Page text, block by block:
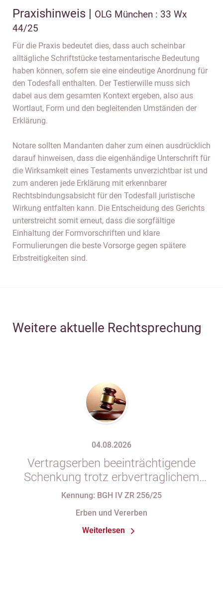
Praxishinweis | OLG München : 33 Wx
44/25
Für die Praxis bedeutet dies, dass auch scheinbar
alltägliche Schriftstücke testamentarische Bedeutung
haben können, sofern sie eine eindeutige Anordnung für
den Todesfall enthalten. Der Testierwille muss sich
dabei aus dem gesamten Kontext ergeben, also aus
Wortlaut, Form und den begleitenden Umständen der
Erklärung.
Notare sollten Mandanten daher zum einen ausdrücklich
darauf hinweisen, dass die eigenhändige Unterschrift für
die Wirksamkeit eines Testaments unverzichtbar ist und
zum anderen jede Erklärung mit erkennbarer
Rechtsbindungsabsicht für den Todesfall juristische
Wirkung entfalten kann. Die Entscheidung des Gerichts
unterstreicht somit erneut, dass die sorgfältige
Einhaltung der Formvorschriften und klare
Formulierungen die beste Vorsorge gegen spätere
Erbstreitigkeiten sind.
Weitere aktuelle Rechtsprechung
04.08.2026
Vertragserben beeinträchtigende
Schenkung trotz erbvertraglichem
Rücktrittsvorbehalt
Kennung: BGH IV ZR 256/25
Erben und Vererben
Weiterlesen